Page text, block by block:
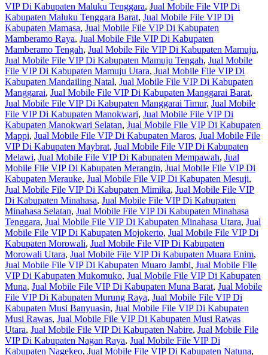
VIP Di Kabupaten Maluku Tenggara, Jual Mobile File VIP Di
Kabupaten Maluku Tenggara Barat, Jual Mobile File VIP Di
Kabupaten Mamasa, Jual Mobile File VIP Di Kabupaten
Mamberamo Raya, Jual Mobile File VIP Di Kabupaten
Mamberamo Tengah, Jual Mobile File VIP Di Kabupaten Mamuju,
Jual Mobile File VIP Di Kabupaten Mamuju Tengah, Jual Mobile
File VIP Di Kabupaten Mamuju Utara, Jual Mobile File VIP Di
Kabupaten Mandailing Natal, Jual Mobile File VIP Di Kabupaten
Manggarai, Jual Mobile File VIP Di Kabupaten Manggarai Barat,
Jual Mobile File VIP Di Kabupaten Manggarai Timur, Jual Mobile
File VIP Di Kabupaten Manokwari, Jual Mobile File VIP Di
Kabupaten Manokwari Selatan, Jual Mobile File VIP Di Kabupaten
Mappi, Jual Mobile File VIP Di Kabupaten Maros, Jual Mobile File
VIP Di Kabupaten Maybrat, Jual Mobile File VIP Di Kabupaten
Melawi, Jual Mobile File VIP Di Kabupaten Mempawah, Jual
Mobile File VIP Di Kabupaten Merangin, Jual Mobile File VIP Di
Kabupaten Merauke, Jual Mobile File VIP Di Kabupaten Mesuji,
Jual Mobile File VIP Di Kabupaten Mimika, Jual Mobile File VIP
Di Kabupaten Minahasa, Jual Mobile File VIP Di Kabupaten
Minahasa Selatan, Jual Mobile File VIP Di Kabupaten Minahasa
Tenggara, Jual Mobile File VIP Di Kabupaten Minahasa Utara, Jual
Mobile File VIP Di Kabupaten Mojokerto, Jual Mobile File VIP Di
Kabupaten Morowali, Jual Mobile File VIP Di Kabupaten
Morowali Utara, Jual Mobile File VIP Di Kabupaten Muara Enim,
Jual Mobile File VIP Di Kabupaten Muaro Jambi, Jual Mobile File
VIP Di Kabupaten Mukomuko, Jual Mobile File VIP Di Kabupaten
Muna, Jual Mobile File VIP Di Kabupaten Muna Barat, Jual Mobile
File VIP Di Kabupaten Murung Raya, Jual Mobile File VIP Di
Kabupaten Musi Banyuasin, Jual Mobile File VIP Di Kabupaten
Musi Rawas, Jual Mobile File VIP Di Kabupaten Musi Rawas
Utara, Jual Mobile File VIP Di Kabupaten Nabire, Jual Mobile File
VIP Di Kabupaten Nagan Raya, Jual Mobile File VIP Di
Kabupaten Nagekeo, Jual Mobile File VIP Di Kabupaten Natuna,